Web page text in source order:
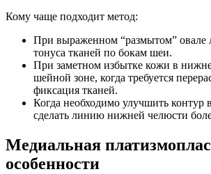
Кому чаще подходит метод:
При выраженном “размытом” овале
тонуса тканей по бокам шеи.
При заметном избытке кожи в
шейной зоне, когда требуется
фиксация тканей.
Когда необходимо улучшить контур
сделать линию нижней челюсти
Медиальная
особенности